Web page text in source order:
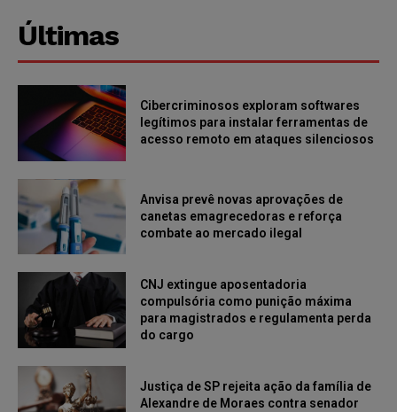
Últimas
Cibercriminosos exploram softwares
legítimos para instalar ferramentas de
acesso remoto em ataques silenciosos
Anvisa prevê novas aprovações de
canetas emagrecedoras e reforça
combate ao mercado ilegal
CNJ extingue aposentadoria
compulsória como punição máxima
para magistrados e regulamenta perda
do cargo
Justiça de SP rejeita ação da família de
Alexandre de Moraes contra senador